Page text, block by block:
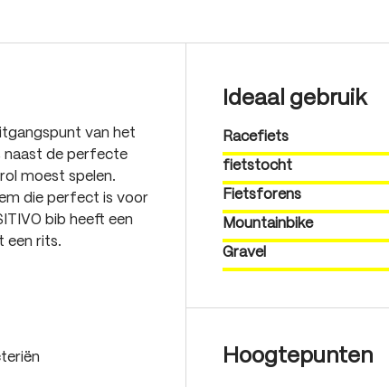
van het
naast de perfecte
moest spelen.
die perfect is voor
bib heeft een
een rits.
Ideaal gebruik
Racefiets
fietstocht
Fietsforens
Mountainbike
Gravel
Hoogtepunten